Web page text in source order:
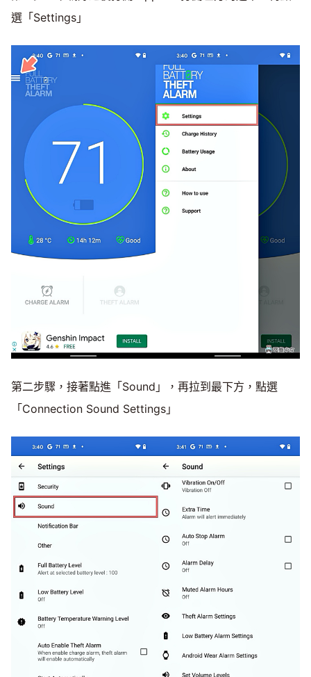
選「Settings」
第二步驟，接著點進「Sound」，再拉到最下方，點選
「Connection Sound Settings」